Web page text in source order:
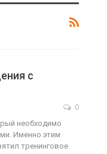
с
0
необходимо
Именно этим
тренинговое